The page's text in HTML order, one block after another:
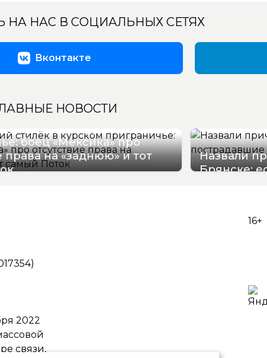
НАС В СОЦИАЛЬНЫХ СЕТЯХ
Вконтакте
НОВОСТИ
стилёк в курском
боец «Мексика» про
права на «заднюю» и тот
Назвали
Брянске:
2022
связи,
16+